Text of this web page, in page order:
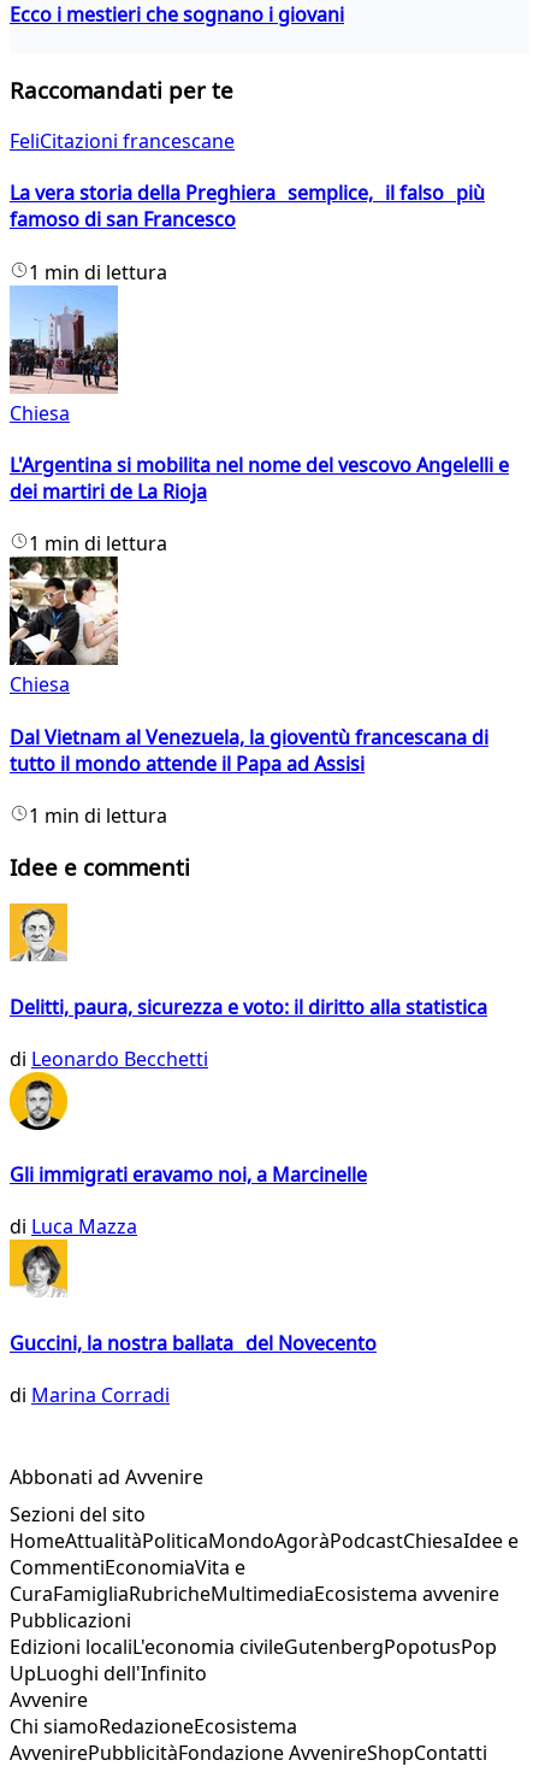
Ecco i mestieri che sognano i giovani
Raccomandati per te
FeliCitazioni francescane
La vera storia della Preghiera semplice, il falso più
famoso di san Francesco
1 min di lettura
Chiesa
L'Argentina si mobilita nel nome del vescovo Angelelli e
dei martiri de La Rioja
1 min di lettura
Chiesa
Dal Vietnam al Venezuela, la gioventù francescana di
tutto il mondo attende il Papa ad Assisi
1 min di lettura
Idee e commenti
Delitti, paura, sicurezza e voto: il diritto alla statistica
di Leonardo Becchetti
Gli immigrati eravamo noi, a Marcinelle
di Luca Mazza
Guccini, la nostra ballata del Novecento
di Marina Corradi
Abbonati ad Avvenire
Sezioni del sito
HomeAttualitàPoliticaMondoAgoràPodcastChiesaIdee e
CommentiEconomiaVita e
CuraFamigliaRubricheMultimediaEcosistema avvenire
Pubblicazioni
Edizioni localiL'economia civileGutenbergPopotusPop
UpLuoghi dell'Infinito
Avvenire
Chi siamoRedazioneEcosistema
AvvenirePubblicitàFondazione AvvenireShopContatti